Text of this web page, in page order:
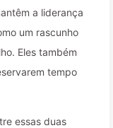
a liderança
um rascunho
Eles também
tempo
essas duas